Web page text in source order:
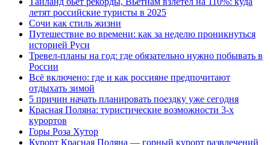
летят российские туристы в 2025
Сочи как стиль жизни
Путешествие во времени: как за неделю проникнуться
историей Руси
Тревел-планы на год: где обязательно нужно побывать в
России
Всё включено: где и как россияне предпочитают
отдыхать зимой
5 причин начать планировать поездку уже сегодня
Красная Поляна: туристические возможности 3-х
курортов
Горы Роза Хутор
Курорт Красная Поляна — горный курорт развлечений